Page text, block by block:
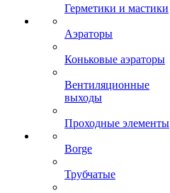
Герметики и мастики
Аэраторы
Коньковые аэраторы
Вентиляционные
выходы
Проходные элементы
Borge
Трубчатые